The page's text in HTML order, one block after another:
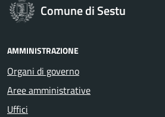
Comune di Sestu
AMMINISTRAZIONE
Organi di governo
Aree amministrative
Uffici